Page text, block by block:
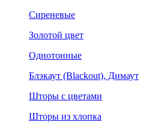
Сиреневые
Золотой цвет
Однотонные
Блэкаут (Blackout), Димаут
Шторы с цветами
Шторы из хлопка